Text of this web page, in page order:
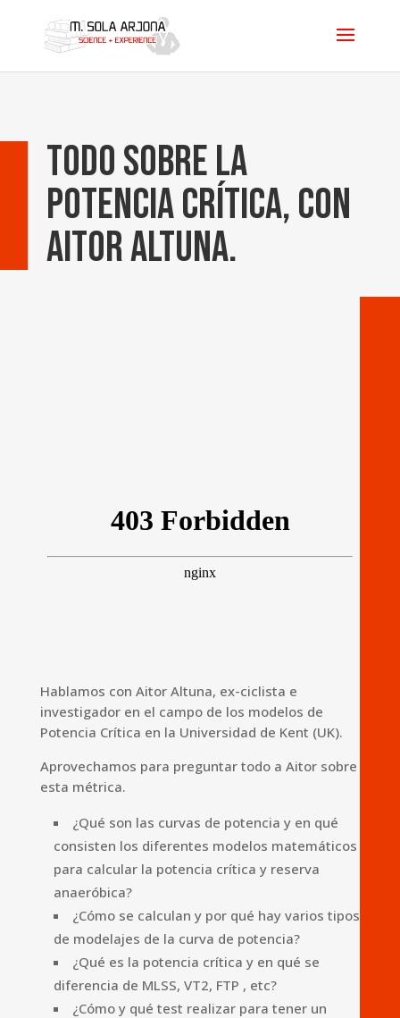
Todo sobre la
Potencia Crítica, con
Aitor Altuna.
Hablamos con Aitor Altuna, ex-ciclista e
investigador en el campo de los modelos de
Potencia Crítica en la Universidad de Kent (UK).
Aprovechamos para preguntar todo a Aitor sobre
esta métrica.
¿Qué son las curvas de potencia y en qué
consisten los diferentes modelos matemáticos
para calcular la potencia crítica y reserva
anaeróbica?
¿Cómo se calculan y por qué hay varios tipos
de modelajes de la curva de potencia?
¿Qué es la potencia crítica y en qué se
diferencia de MLSS, VT2, FTP , etc?
¿Cómo y qué test realizar para tener un